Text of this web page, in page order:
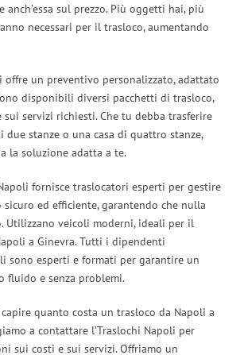
sul prezzo. Più oggetti hai, più
necessari per il trasloco, aumentando
offre un preventivo personalizzato, adattato
disponibili diversi pacchetti di trasloco,
sui servizi richiesti. Che tu debba trasferire
due stanze o una casa di quattro stanze,
la soluzione adatta a te.
fornisce traslocatori esperti per gestire
ed efficiente, garantendo che nulla
Utilizzano veicoli moderni, ideali per il
a Ginevra. Tutti i dipendenti
sono esperti e formati per garantire un
fluido e senza problemi.
quanto costa un trasloco da Napoli a
a contattare l’Traslochi Napoli per
sui costi e sui servizi. Offriamo un